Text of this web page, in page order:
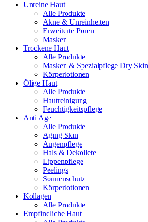
Unreine Haut
Alle Produkte
Akne & Unreinheiten
Erweiterte Poren
Masken
Trockene Haut
Alle Produkte
Masken & Spezialpflege Dry Skin
Körperlotionen
Ölige Haut
Alle Produkte
Hautreinigung
Feuchtigkeitspflege
Anti Age
Alle Produkte
Aging Skin
Augenpflege
Hals & Dekollete
Lippenpflege
Peelings
Sonnenschutz
Körperlotionen
Kollagen
Alle Produkte
Empfindliche Haut